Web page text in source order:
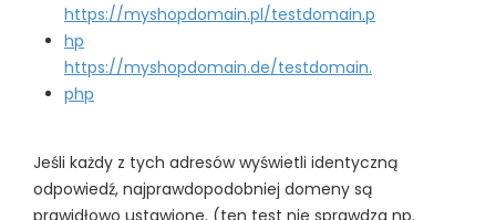
https://myshopdomain.pl/testdomain.p
hp
https://myshopdomain.de/testdomain.
php
Jeśli każdy z tych adresów wyświetli identyczną
odpowiedź, najprawdopodobniej domeny są
prawidłowo ustawione. (ten test nie sprawdza np.